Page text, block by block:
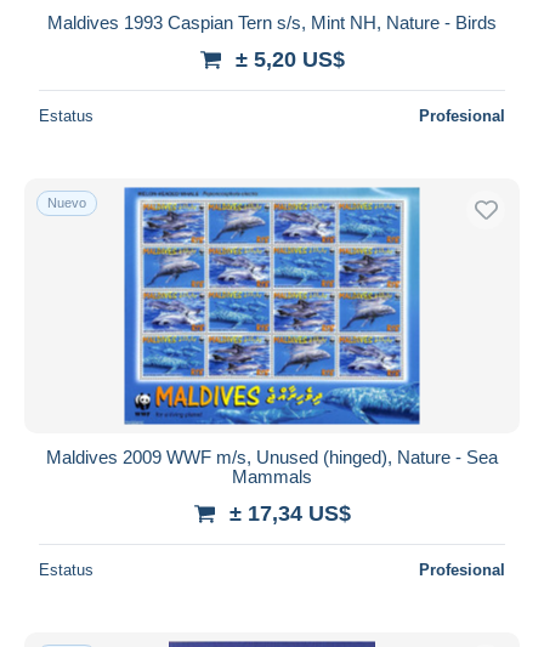
iDeal
Deseleccionar todo
Aplicar
Maldives 1993 Caspian Tern s/s, Mint NH, Nature - Birds
± 5,20 US$
Estatus Profesional
Nuevo
Maldives 2009 WWF m/s, Unused (hinged), Nature - Sea
Mammals
± 17,34 US$
Estatus Profesional